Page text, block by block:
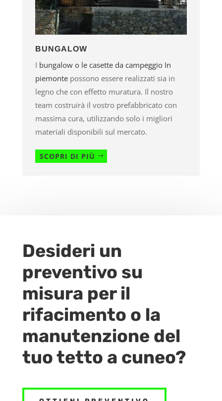
BUNGALOW
I bungalow o le casette da campeggio In
piemontepossono essere realizzati sia in
legno che con effetto muratura. Il nostro
team costruirà il vostro prefabbricato con
massima cura, utilizzando solo i migliori
materiali disponibili sul mercato.
SCOPRI DI PIÙ
Desideri un
preventivo su
misura per il
rifacimento o la
manutenzione del
tuo tetto a cuneo?